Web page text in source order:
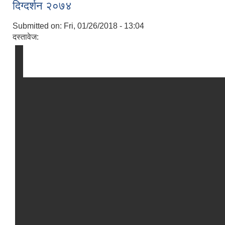
दिग्दर्शन २०७४
Submitted on: Fri, 01/26/2018 - 13:04
दस्तावेज: